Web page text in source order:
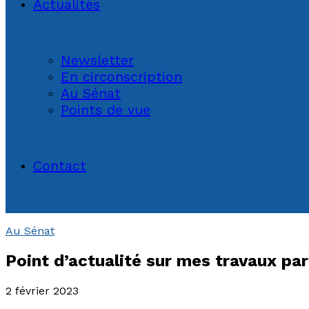
Actualités
Newsletter
En circonscription
Au Sénat
Points de vue
Contact
Au Sénat
Point d’actualité sur mes travaux
2 février 2023